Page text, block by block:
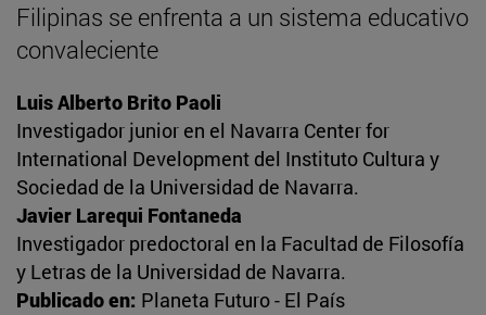
Filipinas se enfrenta a un sistema educativo
convaleciente
Luis Alberto Brito Paoli
Investigador junior en el Navarra Center for
International Development del Instituto Cultura y
Sociedad de la Universidad de Navarra.
Javier Larequi Fontaneda
Investigador predoctoral en la Facultad de Filosofía
y Letras de la Universidad de Navarra.
Publicado en: Planeta Futuro - El País